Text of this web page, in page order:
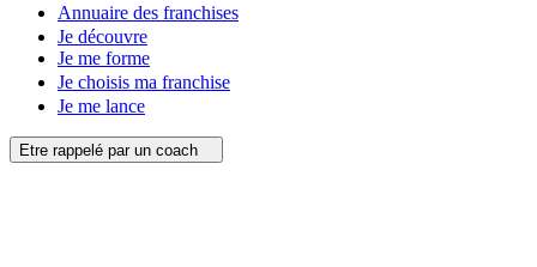
Annuaire des franchises
Je découvre
Je me forme
Je choisis ma franchise
Je me lance
Etre rappelé par un coach